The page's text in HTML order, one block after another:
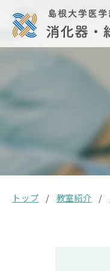
トップ / 教室紹介 /